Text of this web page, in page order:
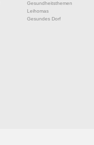
Gesundheitsthemen
Leihomas
Gesundes Dorf